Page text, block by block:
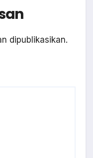
dipublikasikan.